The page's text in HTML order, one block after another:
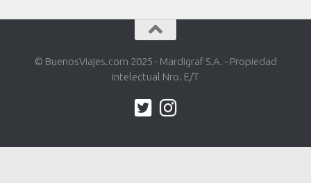
© BuenosViajes.com 2025 - Mardigraf S.A. - Propiedad
intelectual Nro. E/T